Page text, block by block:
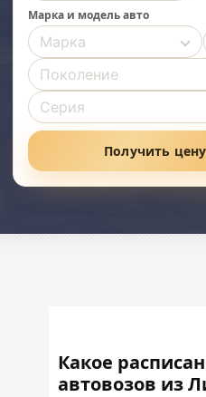
Марка и модель авто
Получить
Какое
автовозов из